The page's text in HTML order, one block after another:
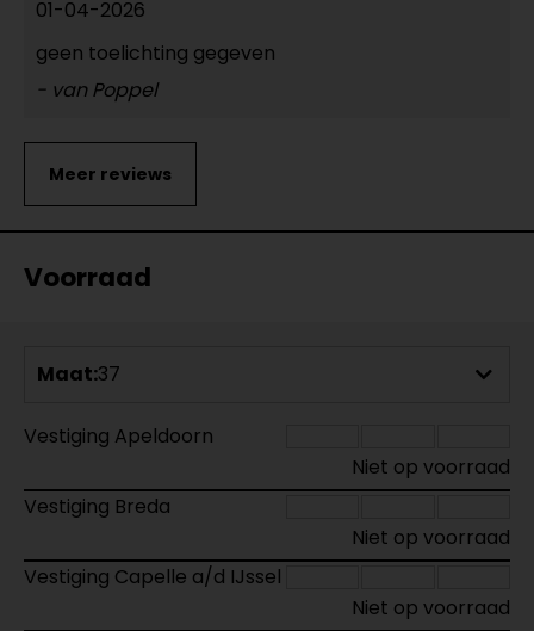
01-04-2026
geen toelichting gegeven
- van Poppel
Voorraad
Maat:37
Vestiging Apeldoorn
Niet op voorraad
Vestiging Breda
Niet op voorraad
Vestiging Capelle a/d IJssel
Niet op voorraad